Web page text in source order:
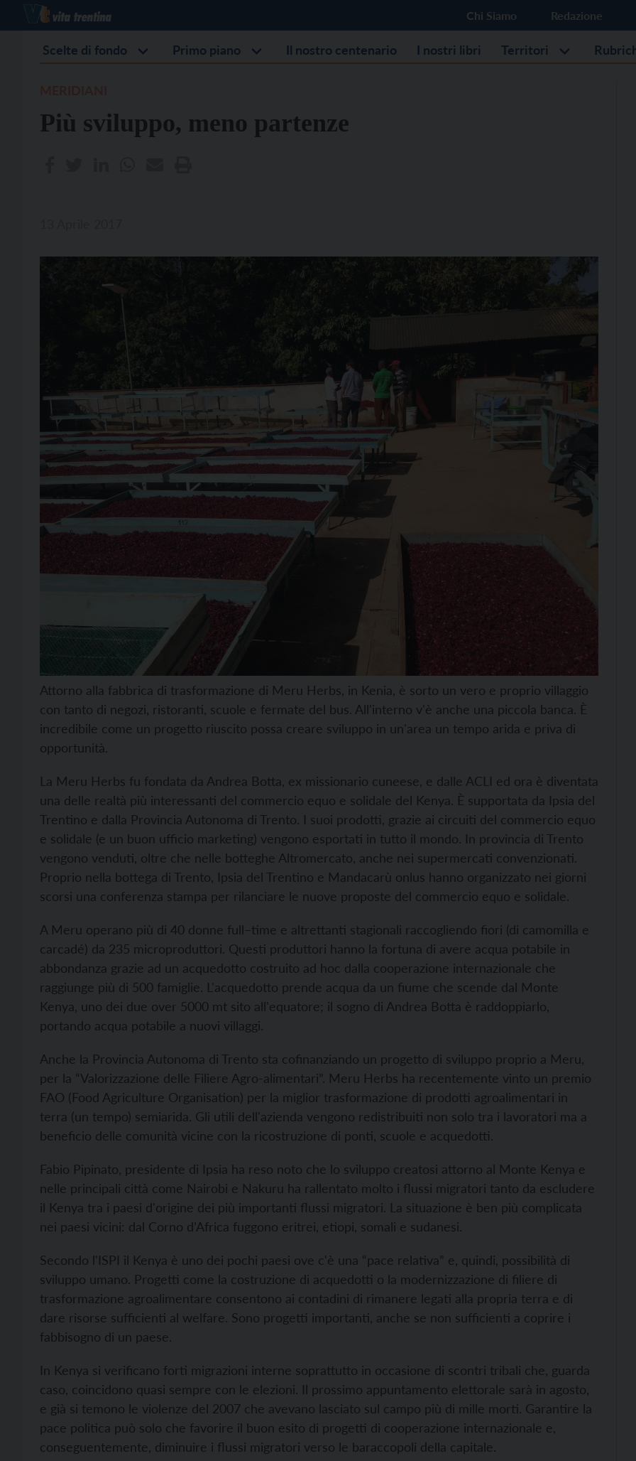
Chi Siamo Redazione
Scelte di fondo Primo piano Il nostro centenario I nostri libri Territori
Più sviluppo, meno partenze
Attorno alla fabbrica di trasformazione di Meru Herbs, in Kenia, è sorto un vero e proprio villaggio
con tanto di negozi, ristoranti, scuole e fermate del bus. All'interno v'è anche una piccola banca. È
incredibile come un progetto riuscito possa creare sviluppo in un'area un tempo arida e priva di
opportunità.
La Meru Herbs fu fondata da Andrea Botta, ex missionario cuneese, e dalle ACLI ed ora è diventata
una delle realtà più interessanti del commercio equo e solidale del Kenya. È supportata da Ipsia del
Trentino e dalla Provincia Autonoma di Trento. I suoi prodotti, grazie ai circuiti del commercio equo
e solidale (e un buon ufficio marketing) vengono esportati in tutto il mondo. In provincia di Trento
vengono venduti, oltre che nelle botteghe Altromercato, anche nei supermercati convenzionati.
Proprio nella bottega di Trento, Ipsia del Trentino e Mandacarù onlus hanno organizzato nei giorni
scorsi una conferenza stampa per rilanciare le nuove proposte del commercio equo e solidale.
A Meru operano più di 40 donne full–time e altrettanti stagionali raccogliendo fiori (di camomilla e
carcadé) da 235 microproduttori. Questi produttori hanno la fortuna di avere acqua potabile in
abbondanza grazie ad un acquedotto costruito ad hoc dalla cooperazione internazionale che
raggiunge più di 500 famiglie. L'acquedotto prende acqua da un fiume che scende dal Monte
Kenya, uno dei due over 5000 mt sito all'equatore; il sogno di Andrea Botta è raddoppiarlo,
portando acqua potabile a nuovi villaggi.
Anche la Provincia Autonoma di Trento sta cofinanziando un progetto di sviluppo proprio a Meru,
per la “Valorizzazione delle Filiere Agro-alimentari”. Meru Herbs ha recentemente vinto un premio
FAO (Food Agriculture Organisation) per la miglior trasformazione di prodotti agroalimentari in
terra (un tempo) semiarida. Gli utili dell'azienda vengono redistribuiti non solo tra i lavoratori ma a
beneficio delle comunità vicine con la ricostruzione di ponti, scuole e acquedotti.
Fabio Pipinato, presidente di Ipsia ha reso noto che lo sviluppo creatosi attorno al Monte Kenya e
nelle principali città come Nairobi e Nakuru ha rallentato molto i flussi migratori tanto da escludere
il Kenya tra i paesi d'origine dei più importanti flussi migratori. La situazione è ben più complicata
nei paesi vicini: dal Corno d’Africa fuggono eritrei, etiopi, somali e sudanesi.
Secondo l'ISPI il Kenya è uno dei pochi paesi ove c'è una “pace relativa” e, quindi, possibilità di
sviluppo umano. Progetti come la costruzione di acquedotti o la modernizzazione di filiere di
trasformazione agroalimentare consentono ai contadini di rimanere legati alla propria terra e di
dare risorse sufficienti al welfare. Sono progetti importanti, anche se non sufficienti a coprire i
fabbisogno di un paese.
In Kenya si verificano forti migrazioni interne soprattutto in occasione di scontri tribali che, guarda
caso, coincidono quasi sempre con le elezioni. Il prossimo appuntamento elettorale sarà in agosto,
e già si temono le violenze del 2007 che avevano lasciato sul campo più di mille morti. Garantire la
pace politica può solo che favorire il buon esito di progetti di cooperazione internazionale e,
conseguentemente, diminuire i flussi migratori verso le baraccopoli della capitale.